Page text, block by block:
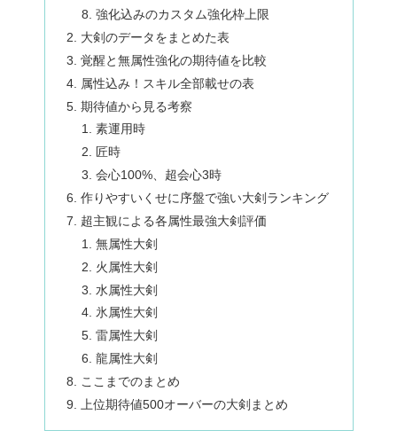
強化込みのカスタム強化枠上限
大剣のデータをまとめた表
覚醒と無属性強化の期待値を比較
属性込み！スキル全部載せの表
期待値から見る考察
素運用時
匠時
会心100%、超会心3時
作りやすいくせに序盤で強い大剣ランキング
超主観による各属性最強大剣評価
無属性大剣
火属性大剣
水属性大剣
氷属性大剣
雷属性大剣
龍属性大剣
ここまでのまとめ
上位期待値500オーバーの大剣まとめ